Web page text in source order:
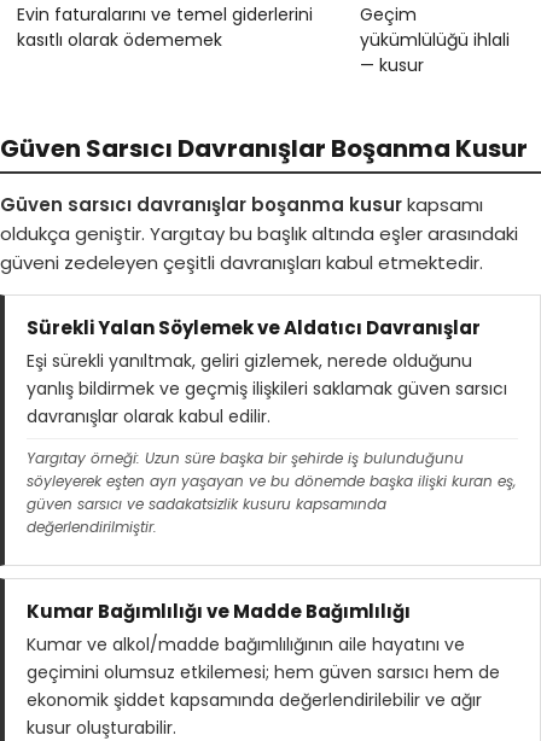
Evin faturalarını ve temel giderlerini
kasıtlı olarak ödememek
Geçim
yükümlülüğü ihlali
— kusur
Güven Sarsıcı Davranışlar Boşanma Kusur
Güven sarsıcı davranışlar boşanma kusurkapsamı
oldukça geniştir. Yargıtay bu başlık altında eşler arasındaki
güveni zedeleyen çeşitli davranışları kabul etmektedir.
Sürekli Yalan Söylemek ve Aldatıcı Davranışlar
Eşi sürekli yanıltmak, geliri gizlemek, nerede olduğunu
yanlış bildirmek ve geçmiş ilişkileri saklamak güven sarsıcı
davranışlar olarak kabul edilir.
Yargıtay örneği: Uzun süre başka bir şehirde iş bulunduğunu
söyleyerek eşten ayrı yaşayan ve bu dönemde başka ilişki kuran eş,
güven sarsıcı ve sadakatsizlik kusuru kapsamında
değerlendirilmiştir.
Kumar Bağımlılığı ve Madde Bağımlılığı
Kumar ve alkol/madde bağımlılığının aile hayatını ve
geçimini olumsuz etkilemesi; hem güven sarsıcı hem de
ekonomik şiddet kapsamında değerlendirilebilir ve ağır
kusur oluşturabilir.